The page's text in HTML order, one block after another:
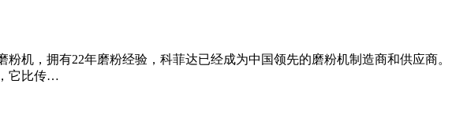
粉机，拥有22年磨粉经验，科菲达已经成为中国领先的磨粉机制造商和供应商
它比传…